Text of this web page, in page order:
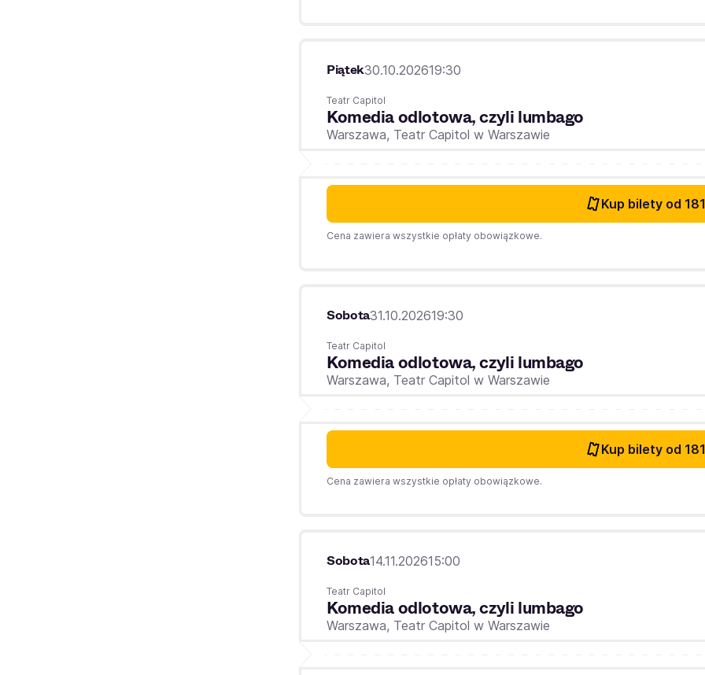
Piątek30.10.202619:30
Teatr Capitol
Komedia odlotowa, czyli lumbago
Warszawa, Teatr Capitol w Warszawie
Kup bilety od
Cena zawiera wszystkie opłaty obowiązkowe.
Sobota31.10.202619:30
Teatr Capitol
Komedia odlotowa, czyli lumbago
Warszawa, Teatr Capitol w Warszawie
Kup bilety od
Cena zawiera wszystkie opłaty obowiązkowe.
Sobota14.11.202615:00
Teatr Capitol
Komedia odlotowa, czyli lumbago
Warszawa, Teatr Capitol w Warszawie